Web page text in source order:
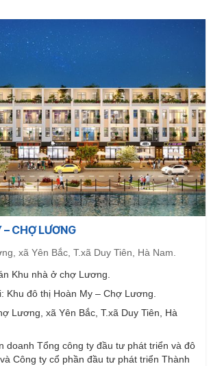
CHỢ LƯƠNG
xã Yên Bắc, T.xã Duy Tiên, Hà Nam.
Khu nhà ở chợ Lương.
Khu đô thị Hoàn My – Chợ Lương.
Lương, xã Yên Bắc, T.xã Duy Tiên, Hà
doanh Tổng công ty đầu tư phát triển và đô
Công ty cổ phần đầu tư phát triển Thành